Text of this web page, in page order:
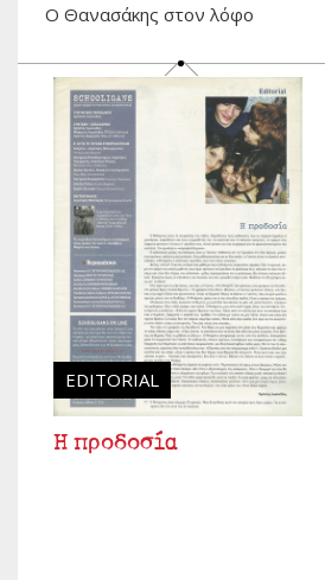
Ο Θανασάκης στον λόφο
EDITORIAL
Η προδοσία